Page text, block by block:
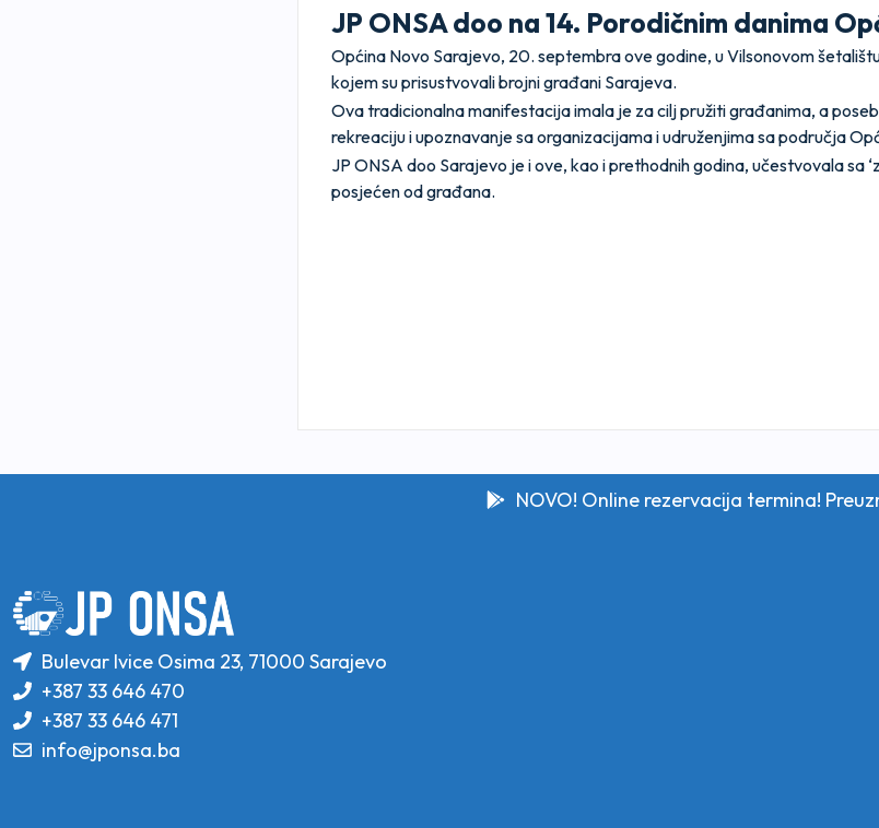
JP ONSA doo na 14. Porodičnim danima
Općina Novo Sarajevo, 20. septembra ove godine, u Vilsonovom
kojem su prisustvovali brojni građani Sarajeva.
Ova tradicionalna manifestacija imala je za cilj pružiti građanima, a
rekreaciju i upoznavanje sa organizacijama i udruženjima sa područja
JP ONSA doo Sarajevo je i ove, kao i prethodnih godina, učestvovala sa
posjećen od građana.
NOVO! Online rezervacija termina!
Bulevar Ivice Osima 23, 71000 Sarajevo
+387 33 646 470
+387 33 646 471
info@jponsa.ba